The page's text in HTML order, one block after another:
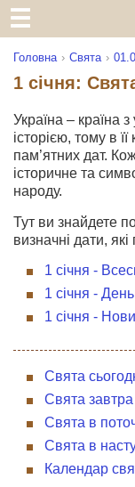
Головна Свята
1 січня:
Україна – країна
історією, тому в
пам’ятних дат.
історичне та
народу.
Тут ви знайдете
визначні дати,
1 січня -
1 січня -
1 січня -
Свята
Свята завтра
Свята в
Свята в
Календар